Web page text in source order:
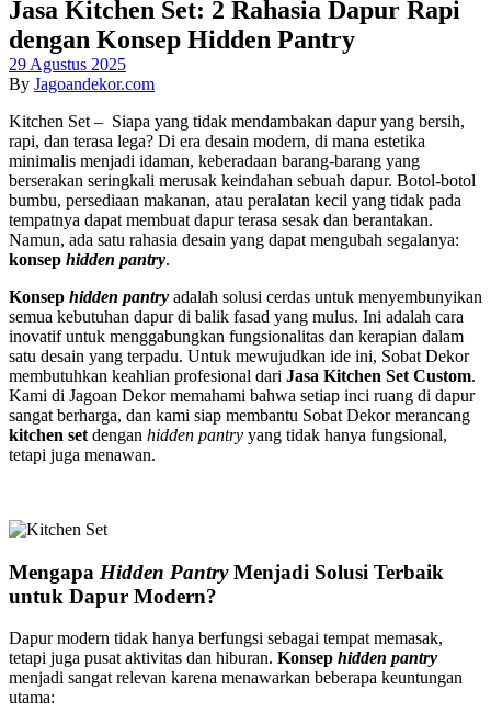
Jasa Kitchen Set: 2 Rahasia Dapur Rapi
dengan Konsep Hidden Pantry
29 Agustus 2025
By Jagoandekor.com
Kitchen Set – Siapa yang tidak mendambakan dapur yang bersih,
rapi, dan terasa lega? Di era desain modern, di mana estetika
minimalis menjadi idaman, keberadaan barang-barang yang
berserakan seringkali merusak keindahan sebuah dapur. Botol-botol
bumbu, persediaan makanan, atau peralatan kecil yang tidak pada
tempatnya dapat membuat dapur terasa sesak dan berantakan.
Namun, ada satu rahasia desain yang dapat mengubah segalanya:
konsep hidden pantry.
Konsep hidden pantry adalah solusi cerdas untuk menyembunyikan
semua kebutuhan dapur di balik fasad yang mulus. Ini adalah cara
inovatif untuk menggabungkan fungsionalitas dan kerapian dalam
satu desain yang terpadu. Untuk mewujudkan ide ini, Sobat Dekor
membutuhkan keahlian profesional dari Jasa Kitchen Set Custom.
Kami di Jagoan Dekor memahami bahwa setiap inci ruang di dapur
sangat berharga, dan kami siap membantu Sobat Dekor merancang
kitchen set dengan hidden pantry yang tidak hanya fungsional,
tetapi juga menawan.
Mengapa Hidden PantryMenjadi Solusi Terbaik
untuk Dapur Modern?
Dapur modern tidak hanya berfungsi sebagai tempat memasak,
tetapi juga pusat aktivitas dan hiburan. Konsep hidden pantry
menjadi sangat relevan karena menawarkan beberapa keuntungan
utama: